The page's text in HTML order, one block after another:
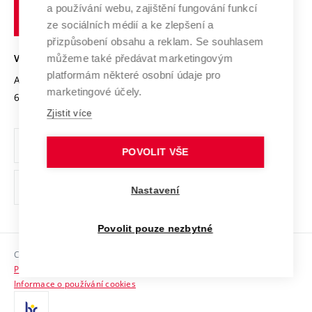
Transfer znalostí
Open Science
Projekty
Projekty ze strukturálních fondů
Specifický výzkum
Mezinárodní dohody
Univerzitní sítě
Podnikavá univerzita / ContriBUTe
Bezpečná univerzita
Vyznamenání
Organizační struktura
Ochrana osobních údajů
odkaz)
Sociální bezpečí
HR Award
technické
Brně
VYSOKÉ UČENÍ TECHNICKÉ V BRNĚ
Antonínská 548/1
602 00 Brno
www.vut.cz
vut@vutbr.cz
Copyright © 2026 VUT
Prohlášení o přístupnosti
Informace o používání cookies
a používání webu, zajištění fungování funkcí
ze sociálních médií a ke zlepšení a
přizpůsobení obsahu a reklam. Se souhlasem
můžeme také předávat marketingovým
platformám některé osobní údaje pro
marketingové účely.
Zjistit více
POVOLIT VŠE
Nastavení
Povolit pouze nezbytné